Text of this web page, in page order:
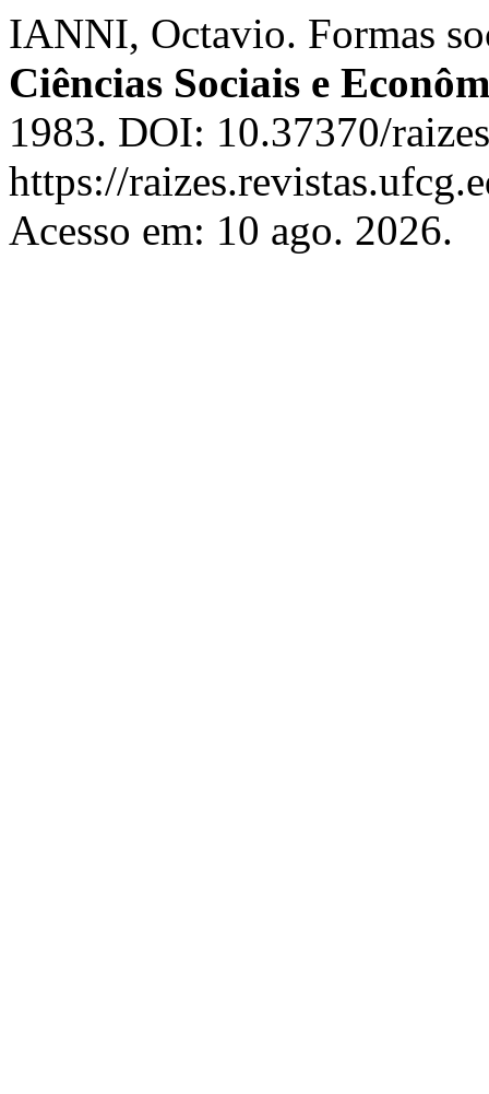
IANNI, Octavio. Formas
Ciências Sociais e
1983. DOI: 10.37370/
https://
Acesso em: 10 ago. 2026.